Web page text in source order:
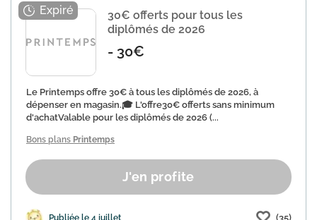
30€ offerts pour tous les
diplômés de 2026
- 30€
Le Printemps offre 30€ à tous les diplômés de 2026, à
dépenser en magasin.🎓 L'offre30€ offerts sans minimum
d'achatValable pour les diplômés de 2026 (...
Bons plans Printemps
J'en profite
Publiée le 4 juillet (35)